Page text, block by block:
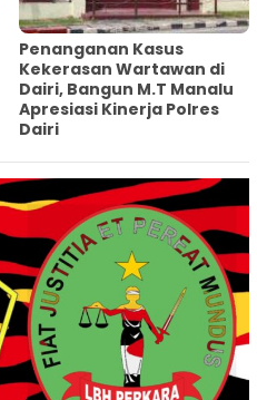
Penanganan Kasus
Kekerasan Wartawan di
Dairi, Bangun M.T Manalu
Apresiasi Kinerja Polres
Dairi